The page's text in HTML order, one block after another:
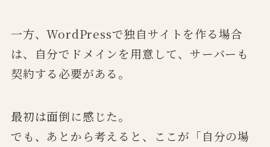
一方、WordPressで独自サイトを作る場合
は、自分でドメインを用意して、サーバーも
契約する必要がある。
最初は面倒に感じた。
でも、あとから考えると、ここが「自分の場